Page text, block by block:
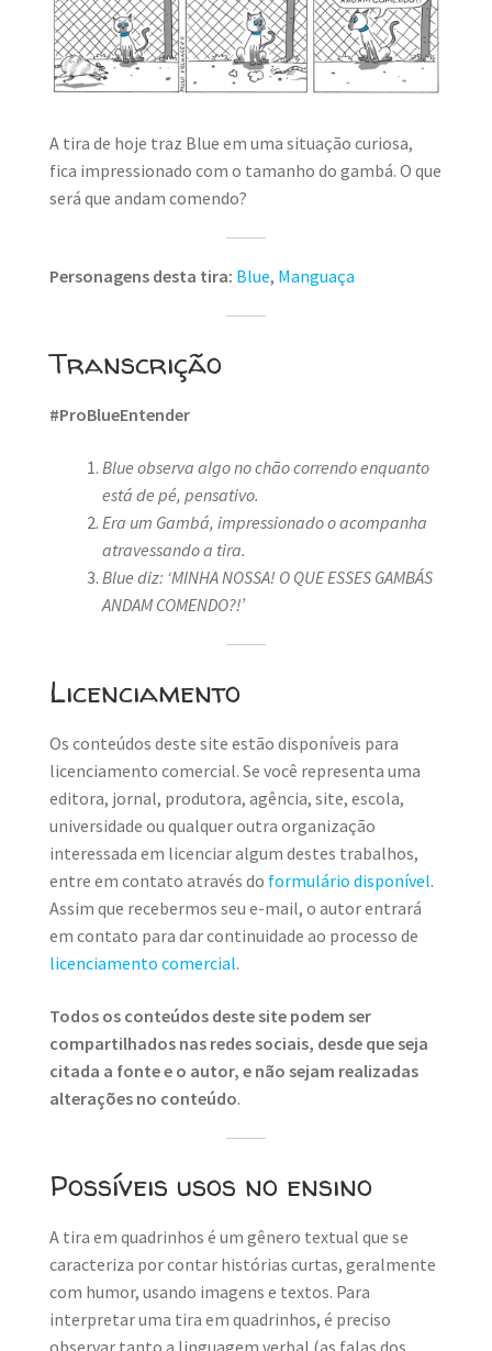
MINHA CONTA
CARRINHO
A tira de hoje traz Blue em uma situação curiosa,
fica impressionado com o tamanho do gambá. O que
será que andam comendo?
Personagens desta tira: Blue, Manguaça
Transcrição
#ProBlueEntender
Blue observa algo no chão correndo enquanto
está de pé, pensativo.
Era um Gambá, impressionado o acompanha
atravessando a tira.
Blue diz: ‘MINHA NOSSA! O QUE ESSES GAMBÁS
ANDAM COMENDO?!’
Licenciamento
Os conteúdos deste site estão disponíveis para
licenciamento comercial. Se você representa uma
editora, jornal, produtora, agência, site, escola,
universidade ou qualquer outra organização
interessada em licenciar algum destes trabalhos,
entre em contato através do formulário disponível.
Assim que recebermos seu e-mail, o autor entrará
em contato para dar continuidade ao processo de
licenciamento comercial.
Todos os conteúdos deste site podem ser
compartilhados nas redes sociais, desde que seja
citada a fonte e o autor, e não sejam realizadas
alterações no conteúdo.
Possíveis usos no ensino
A tira em quadrinhos é um gênero textual que se
caracteriza por contar histórias curtas, geralmente
com humor, usando imagens e textos. Para
interpretar uma tira em quadrinhos, é preciso